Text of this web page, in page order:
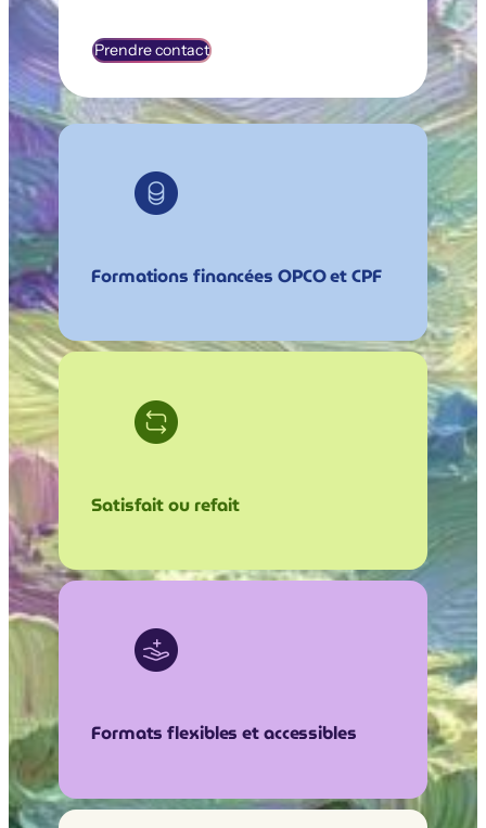
Prendre contact
Formations financées OPCO et CPF
Satisfait ou refait
Formats flexibles et accessibles